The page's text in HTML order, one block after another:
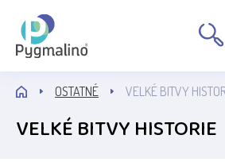
Stav
Běžné zboží
OSTATNÉ VELKÉ BITVY
VELKÉ BITVY HISTORIE